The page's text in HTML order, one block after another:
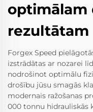
optimālam
rezultātam
Forgex Speed
izstrādātas ar nozarei
nodrošinot optimālu
drošību jūsu smagās
modernais ražošanas
000 tonnu hidrauliskās